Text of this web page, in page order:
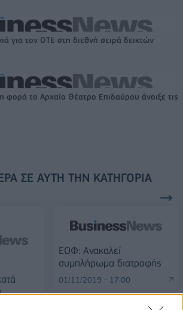
για τον ΟΤΕ στη διεθνή σειρά δεικτών
φορά το Αρχαίο Θέατρο Επιδαύρου άνοιξε τις
ΣΕ ΑΥΤΉ ΤΗΝ ΚΑΤΗΓΟΡΊΑ
ΕΟΦ: Ανακαλεί
συμπλήρωμα διατροφής
01/11/2019 - 17:00